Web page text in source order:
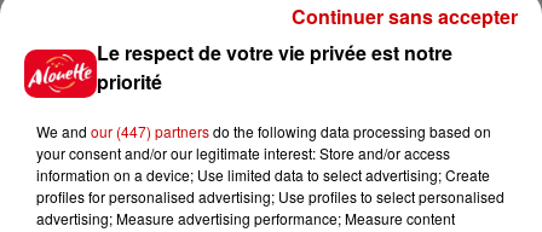
Gagnez vos places pour le
Festival du Roi Arthur 2026 !
Gagnez vos entrées pour le
Le respect de votre vie privée est notre
priorité
We and our (447) partnersdo the following data processing based on
your consent and/or our legitimate interest: Store and/or access
information on a device; Use limited data to select advertising; Create
profiles for personalised advertising; Use profiles to select personalised
advertising; Measure advertising performance; Measure content
Continuer sans accepter